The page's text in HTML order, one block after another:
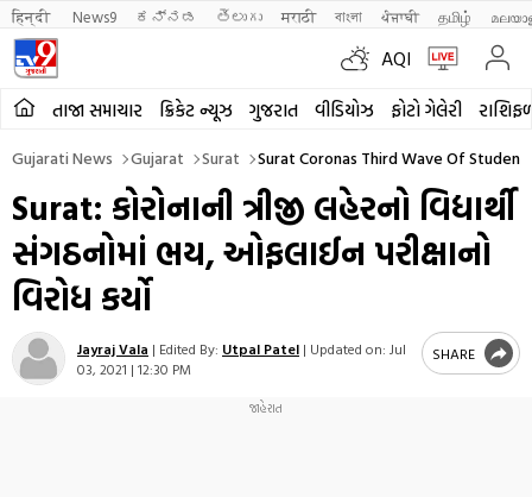
हिन्दी News9 ಕನ್ನಡ తెలుగు मराठी বাংলা ਪੰਜਾਬੀ தமிழ்
AQI
તાજા સમાચાર ક્રિકેટ ન્યૂઝ ગુજરાત વીડિયોઝ ફોટો ગેલેરી
Gujarati News Gujarat Surat Surat Coronas Third Wave Of
Surat: કોરોનાની ત્રીજી લહેરનો વિદ્યાર્થી
સંગઠનોમાં ભય, ઓફલાઈન પરીક્ષાનો
વિરોધ કર્યો
Jayraj Vala | Edited By: Utpal Patel | Updated on: Jul
03, 2021 | 12:30 PM
SHARE